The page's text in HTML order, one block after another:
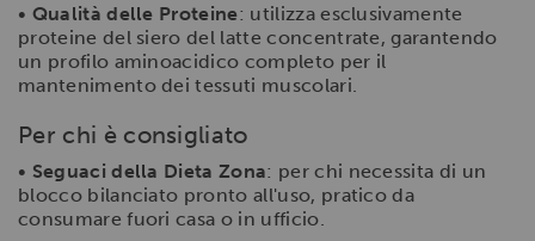
• Qualità delle Proteine: utilizza esclusivamente
proteine del siero del latte concentrate, garantendo
un profilo aminoacidico completo per il
mantenimento dei tessuti muscolari.
Per chi è consigliato
• Seguaci della Dieta Zona: per chi necessita di un
blocco bilanciato pronto all'uso, pratico da
consumare fuori casa o in ufficio.